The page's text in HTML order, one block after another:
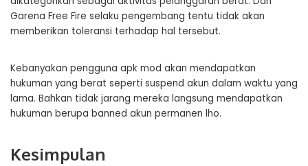
Garena Free Fire selaku pengembang tentu tidak akan
memberikan toleransi terhadap hal tersebut.
Kebanyakan pengguna apk mod akan mendapatkan
hukuman yang berat seperti suspend akun dalam waktu yang
lama. Bahkan tidak jarang mereka langsung mendapatkan
hukuman berupa banned akun permanen lho.
Kesimpulan